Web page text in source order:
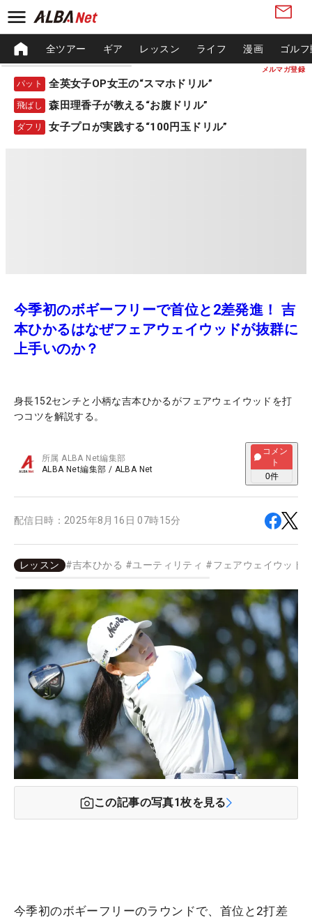
メルマガ登録
全ツアー ギア レッスン ライフ 漫画 ゴル
パット 全英女子OP女王の“スマホドリル”
飛ばし 森田理香子が教える“お腹ドリル”
ダフリ 女子プロが実践する“100円玉ドリル”
今季初のボギーフリーで首位と2差発進！ 吉
本ひかるはなぜフェアウェイウッドが抜群に
上手いのか？
身長152センチと小柄な吉本ひかるがフェアウェイウッドを打
つコツを解説する。
所属ALBA Net編集部
ALBA Net編集部 / ALBA Net
コメン
ト
0件
配信日時： 2025年8月16日 07時15分
レッスン #吉本ひかる #ユーティリティ #フェアウェイウッド
この記事の写真1枚を見る
今季初のボギーフリーのラウンドで、首位と2打差